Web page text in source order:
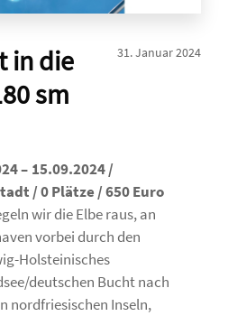
31. Januar 2024
in die
sm
– 15.09.2024 /
/ 0 Plätze / 650 Euro
wir die Elbe raus, an
vorbei durch den
Holsteinisches
deutschen Bucht nach
nordfriesischen Inseln,